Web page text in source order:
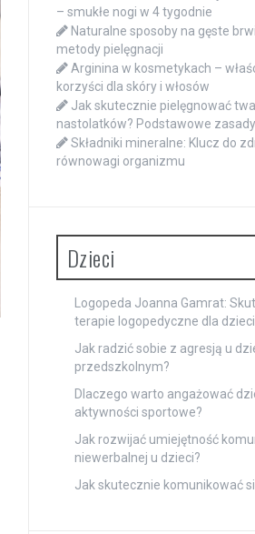
– smukłe nogi w 4 tygodnie
Naturalne sposoby na gęste
metody pielęgnacji
Arginina w kosmetykach –
korzyści dla skóry i włosów
Jak skutecznie pielęgnować
nastolatków? Podstawowe zasady
Składniki mineralne: Klucz do
równowagi organizmu
Dzieci
Logopeda Joanna Gamrat:
terapie logopedyczne dla dzieci.
Jak radzić sobie z agresją u
przedszkolnym?
Dlaczego warto angażować
aktywności sportowe?
Jak rozwijać umiejętność
niewerbalnej u dzieci?
Jak skutecznie komunikować